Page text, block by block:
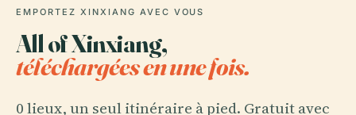
EMPORTEZ XINXIANG AVEC VOUS
All of Xinxiang,
téléchargées en une fois.
0 lieux, un seul itinéraire à pied. Gratuit avec